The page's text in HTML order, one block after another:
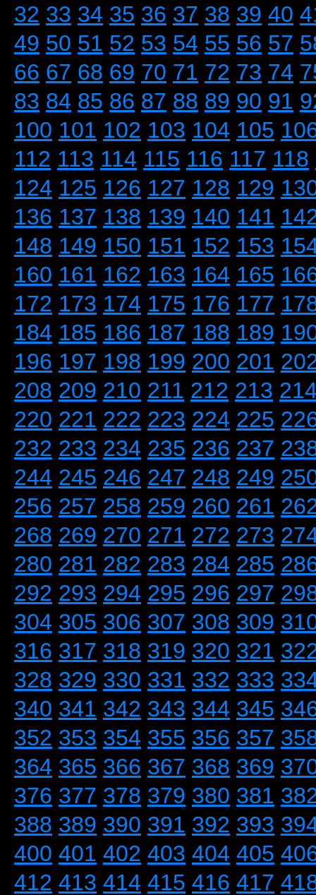
32 33 34 35 36 37 38 39 40
49 50 51 52 53 54 55 56 57
66 67 68 69 70 71 72 73 74
83 84 85 86 87 88 89 90 91
100 101 102 103 104 105
112 113 114 115 116 117 118
124 125 126 127 128 129
136 137 138 139 140 141
148 149 150 151 152 153
160 161 162 163 164 165
172 173 174 175 176 177
184 185 186 187 188 189
196 197 198 199 200 201
208 209 210 211 212 213
220 221 222 223 224 225
232 233 234 235 236 237
244 245 246 247 248 249
256 257 258 259 260 261
268 269 270 271 272 273
280 281 282 283 284 285
292 293 294 295 296 297
304 305 306 307 308 309
316 317 318 319 320 321
328 329 330 331 332 333
340 341 342 343 344 345
352 353 354 355 356 357
364 365 366 367 368 369
376 377 378 379 380 381
388 389 390 391 392 393
400 401 402 403 404 405
412 413 414 415 416 417